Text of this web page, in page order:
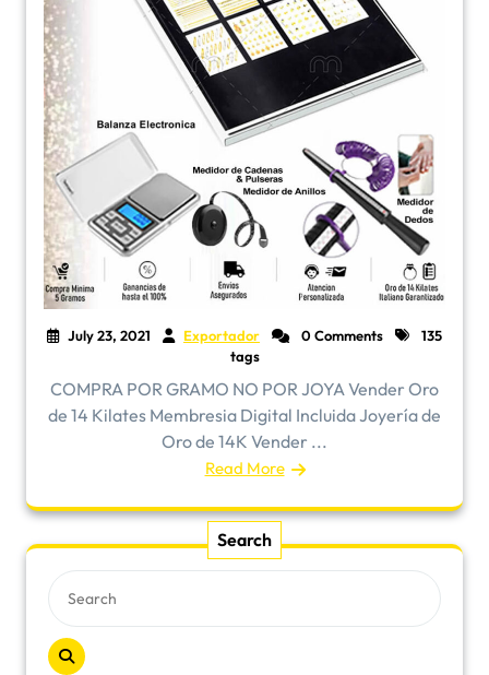
July 23, 2021 Exportador 0 Comments
135
tags
COMPRA POR GRAMO NO POR JOYA Vender Oro
de 14 Kilates Membresia Digital Incluida Joyería de
Oro de 14K Vender ...
Read More
Search